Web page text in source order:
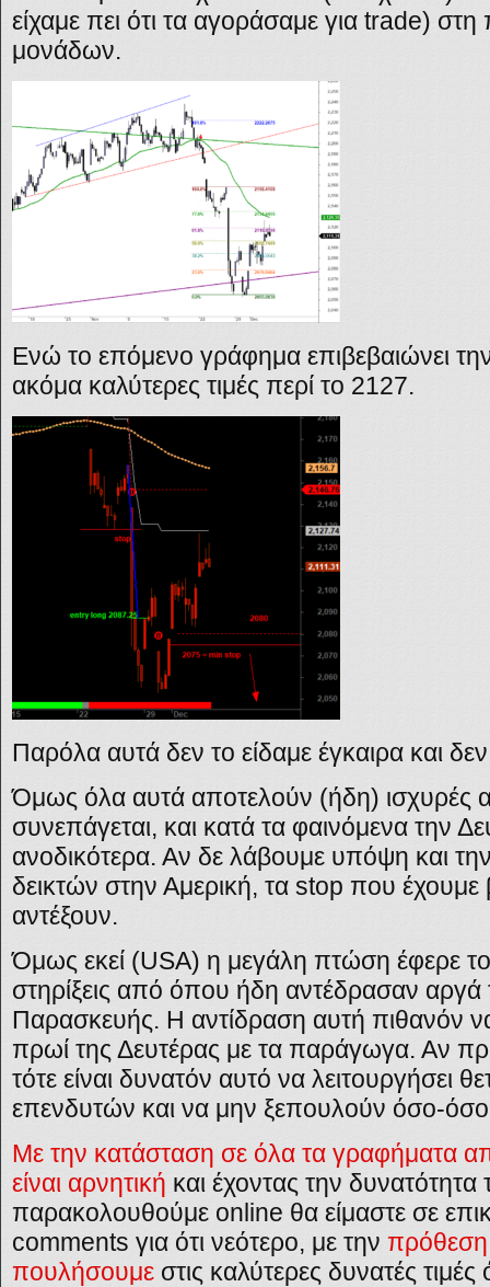
είχαμε πει ότι τα αγοράσαμε για trade) στη
μονάδων.
Ενώ το επόμενο γράφημα επιβεβαιώνει
ακόμα καλύτερες τιμές περί το 2127.
Παρόλα αυτά δεν το είδαμε έγκαιρα και
Όμως όλα αυτά αποτελούν (ήδη) ισχυρές
συνεπάγεται, και κατά τα φαινόμενα την
ανοδικότερα. Αν δε λάβουμε υπόψη και
δεικτών στην Αμερική, τα stop που έχουμε
αντέξουν.
Όμως εκεί (USA) η μεγάλη πτώση έφερε
στηρίξεις από όπου ήδη αντέδρασαν αργά
Παρασκευής. Η αντίδραση αυτή πιθανόν να
πρωί της Δευτέρας με τα παράγωγα. Αν
τότε είναι δυνατόν αυτό να λειτουργήσει
επενδυτών και να μην ξεπουλούν όσο-
Με την κατάσταση σε όλα τα γραφήματα
είναι αρνητική και έχοντας την δυνατότητα
παρακολουθούμε online θα είμαστε σε
comments για ότι νεότερο, με την πρόθεση
πουλήσουμε στις καλύτερες δυνατές